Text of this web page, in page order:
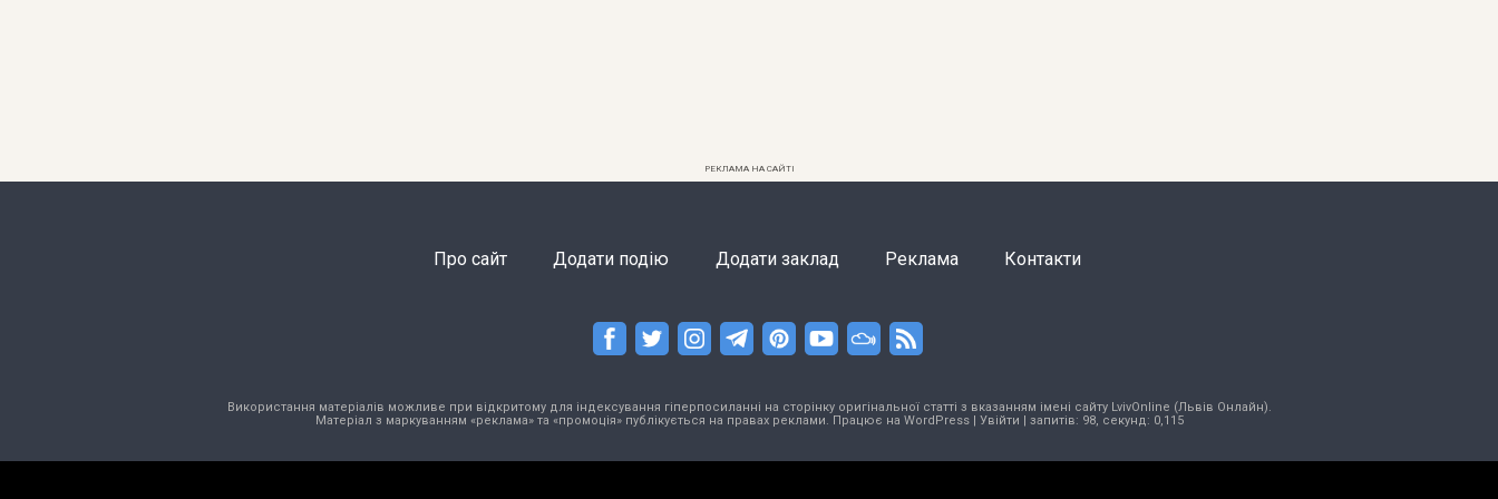
РЕКЛАМА НА САЙТІ
Про сайт Додати подію Додати заклад Реклама Контакти
Використання матеріалів можливе при відкритому для індексування гіперпосиланні на сторінку оригінальної статті з вказанням імені сайту LvivOnline (Львів Онлайн).
Матеріал з маркуванням «реклама» та «промоція» публікується на правах реклами. Працює на WordPress| Увійти | запитів: 98, секунд: 0,115